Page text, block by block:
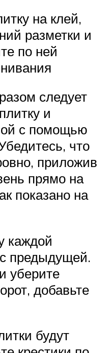
на клей,
разметки и
по ней
следует
и
с помощью
что
приложив
прямо на
показано на
каждой
предыдущей.
уберите
добавьте
будут